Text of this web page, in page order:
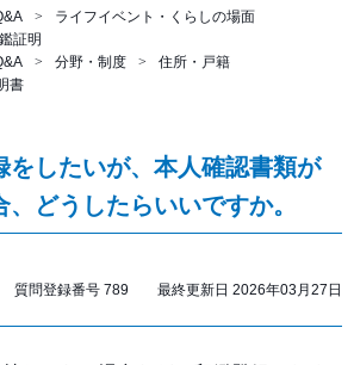
ライフイベント・くらしの場面
証明
分野・制度
住所・戸籍
書
をしたいが、本人確認書類が
、どうしたらいいですか。
質問登録番号 789 最終更新日 2026年03月27日